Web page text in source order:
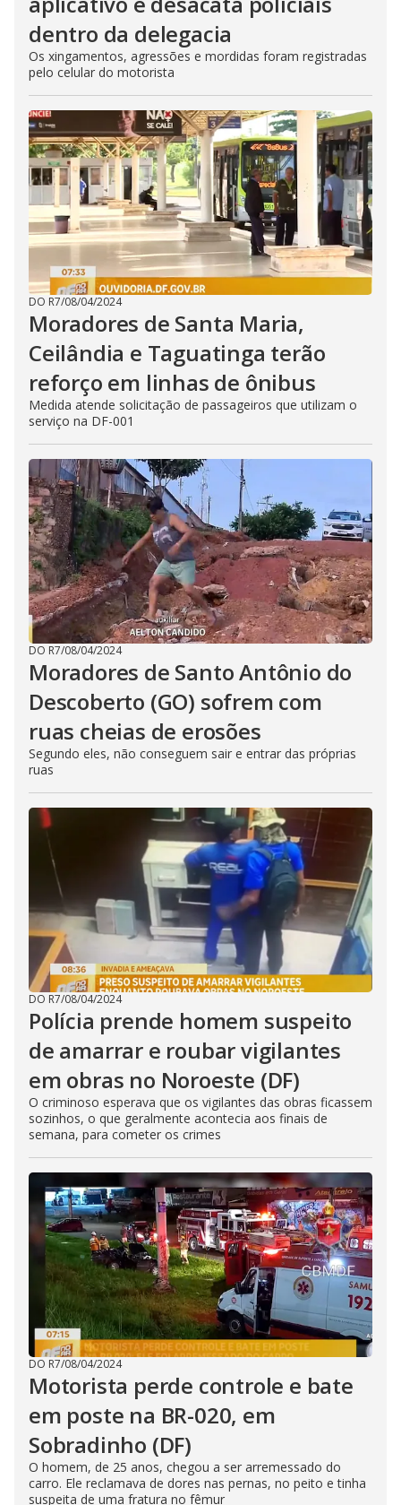
dentro da delegacia
Os xingamentos, agressões e mordidas foram registradas
pelo celular do motorista
DO R7/08/04/2024
Moradores de Santa Maria,
Ceilândia e Taguatinga terão
reforço em linhas de ônibus
Medida atende solicitação de passageiros que utilizam o
serviço na DF-001
DO R7/08/04/2024
Moradores de Santo Antônio do
Descoberto (GO) sofrem com
ruas cheias de erosões
Segundo eles, não conseguem sair e entrar das próprias
ruas
DO R7/08/04/2024
Polícia prende homem suspeito
de amarrar e roubar vigilantes
em obras no Noroeste (DF)
O criminoso esperava que os vigilantes das obras ficassem
sozinhos, o que geralmente acontecia aos finais de
semana, para cometer os crimes
DO R7/08/04/2024
Motorista perde controle e bate
em poste na BR-020, em
Sobradinho (DF)
O homem, de 25 anos, chegou a ser arremessado do
carro. Ele reclamava de dores nas pernas, no peito e tinha
suspeita de uma fratura no fêmur